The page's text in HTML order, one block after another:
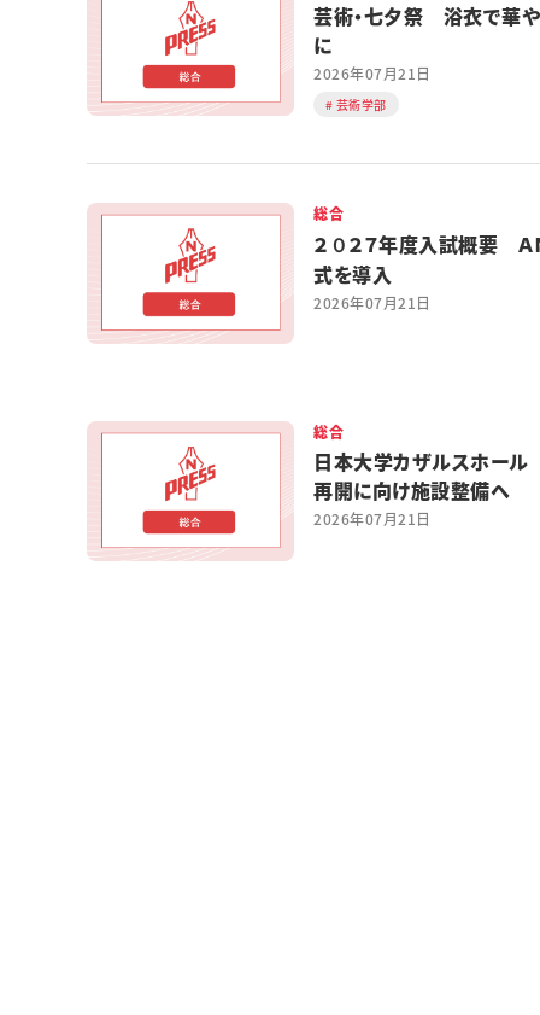
芸術・七夕祭 浴衣で華
に
2026年07月21日
芸術学部
総合
２０２７年度入試概要 Ａ
式を導入
2026年07月21日
総合
日本大学カザルスホー
再開に向け施設整備へ
2026年07月21日